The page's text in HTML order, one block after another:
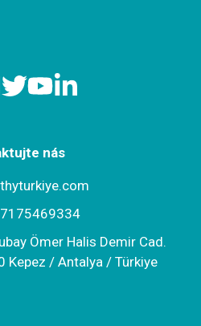
nás
Ömer Halis Demir Cad.
Kepez / Antalya / Türkiye